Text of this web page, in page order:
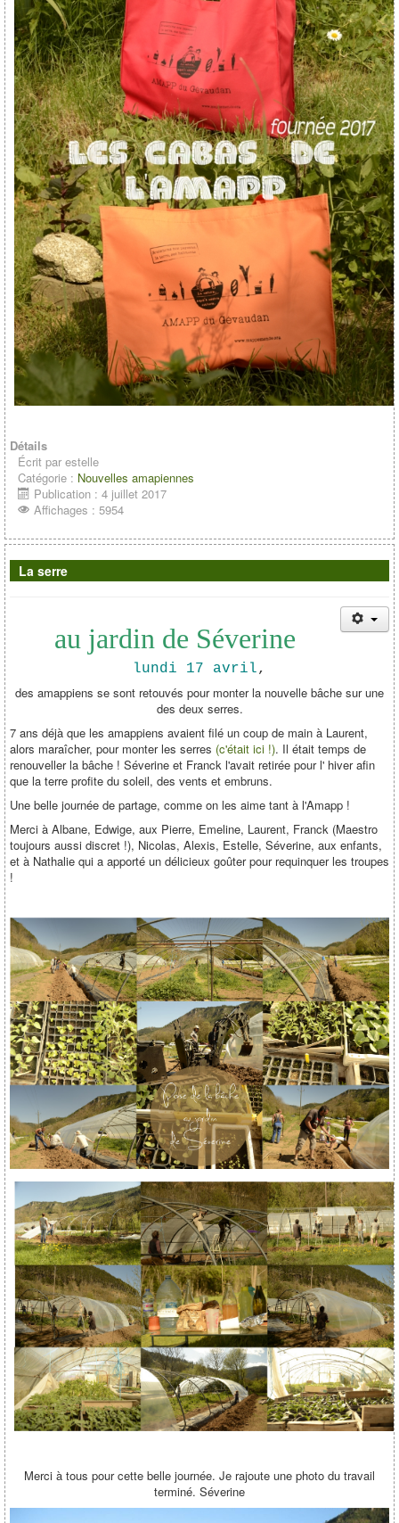
Détails
Écrit par estelle
Catégorie : Nouvelles amapiennes
Publication : 4 juillet 2017
Affichages : 5954
La serre
au jardin de Séverine
lundi 17 avril,
des amappiens se sont retouvés pour monter la nouvelle bâche sur une
des deux serres.
7 ans déjà que les amappiens avaient filé un coup de main à Laurent,
alors maraîcher, pour monter les serres (c'était ici !). Il était temps de
renouveller la bâche ! Séverine et Franck l'avait retirée pour l' hiver afin
que la terre profite du soleil, des vents et embruns.
Une belle journée de partage, comme on les aime tant à l'Amapp !
Merci à Albane, Edwige, aux Pierre, Emeline, Laurent, Franck (Maestro
toujours aussi discret !), Nicolas, Alexis, Estelle, Séverine, aux enfants,
et à Nathalie qui a apporté un délicieux goûter pour requinquer les troupes
!
Merci à tous pour cette belle journée. Je rajoute une photo du travail
terminé. Séverine